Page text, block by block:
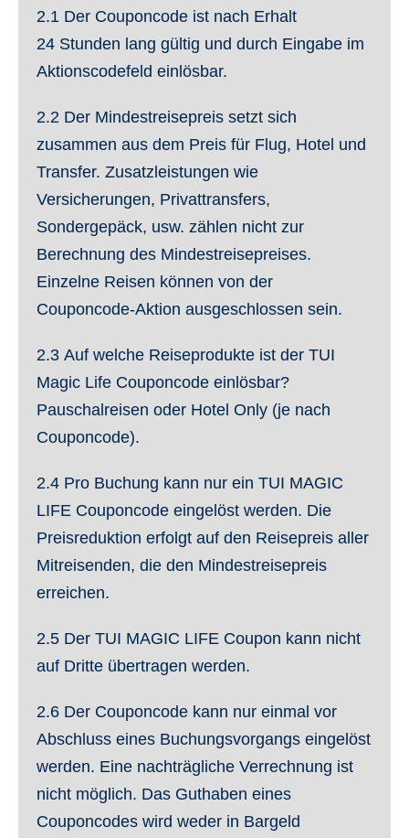
Angebot nur gültig für Pauschalreisen
des Veranstalters TUI Deutschland
(XTUI-Produkte sind vom Angebot
Alle Angebote mit Flug
Buchung (€ 50 Ersparnis) / € 249 pro
Buchung (€ 25 Ersparnis).
Gilt nur für Neubuchungen
des Veranstalters TUI Deutschland
(XTUI-Produkte sind vom Angebot
ausgeschlossen)
Alle Angebote ohne Flug
2.1 Der Couponcode ist nach Erhalt
24 Stunden lang gültig und durch Eingabe im
Aktionscodefeld einlösbar.
2.2 Der Mindestreisepreis setzt sich
zusammen aus dem Preis für Flug, Hotel und
Transfer. Zusatzleistungen wie
Versicherungen, Privattransfers,
Sondergepäck, usw. zählen nicht zur
Berechnung des Mindestreisepreises.
Einzelne Reisen können von der
Couponcode-Aktion ausgeschlossen sein.
2.3 Auf welche Reiseprodukte ist der TUI
Magic Life Couponcode einlösbar?
Pauschalreisen oder Hotel Only (je nach
Couponcode).
2.4 Pro Buchung kann nur ein TUI MAGIC
LIFE Couponcode eingelöst werden. Die
Preisreduktion erfolgt auf den Reisepreis aller
Mitreisenden, die den Mindestreisepreis
erreichen.
2.5 Der TUI MAGIC LIFE Coupon kann nicht
auf Dritte übertragen werden.
2.6 Der Couponcode kann nur einmal vor
Abschluss eines Buchungsvorgangs eingelöst
werden. Eine nachträgliche Verrechnung ist
nicht möglich. Das Guthaben eines
Couponcodes wird weder in Bargeld